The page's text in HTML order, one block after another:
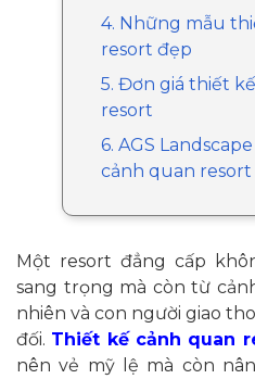
4. Những mẫu
resort đẹp
5. Đơn giá thiết
resort
6. AGS
cảnh quan
Một resort đẳng cấp
sang trọng mà còn từ
nhiên và con người giao
đối. Thiết kế cảnh quan
nên vẻ mỹ lệ mà còn